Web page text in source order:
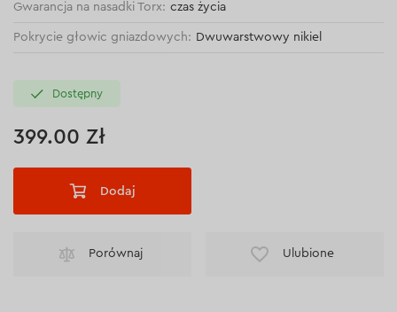
Gwarancja na nasadki Torx: czas życia
Pokrycie głowic gniazdowych: Dwuwarstwowy nikiel
Dostępny
399.00 Zł
Dodaj
Porównaj Ulubione